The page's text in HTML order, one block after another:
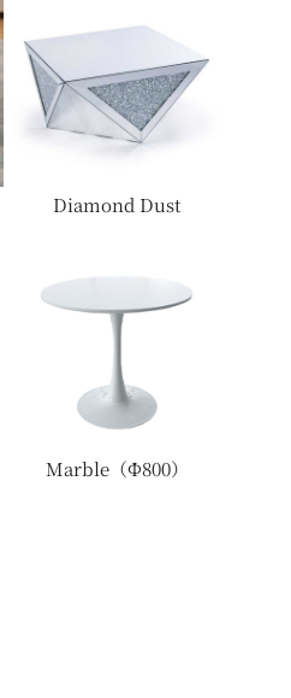
Diamond Dust
Marble（Φ800）